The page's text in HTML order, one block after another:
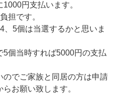
円支払います。
担です。
、5個は当選するかと思いま
5個当時すれば5000円の支払
のでご家族と同居の方は申請
お願い致します。